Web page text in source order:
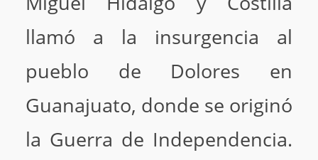
llamó a la insurgencia al
pueblo de Dolores en
Guanajuato, donde se originó
la Guerra de Independencia.